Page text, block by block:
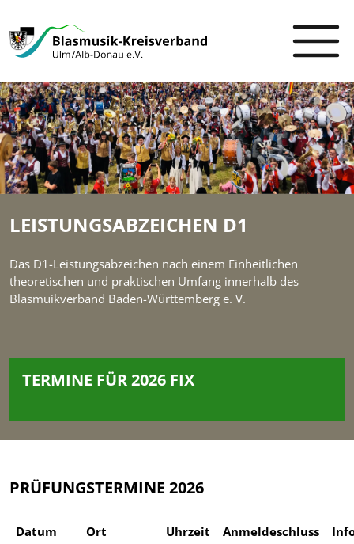
LEISTUNGSABZEICHEN D1
Das D1-Leistungsabzeichen nach einem Einheitlichen
theoretischen und praktischen Umfang innerhalb des
Blasmuikverband Baden-Württemberg e. V.
TERMINE FÜR 2026 FIX
PRÜFUNGSTERMINE 2026
Datum Ort Uhrzeit Anmeldeschluss